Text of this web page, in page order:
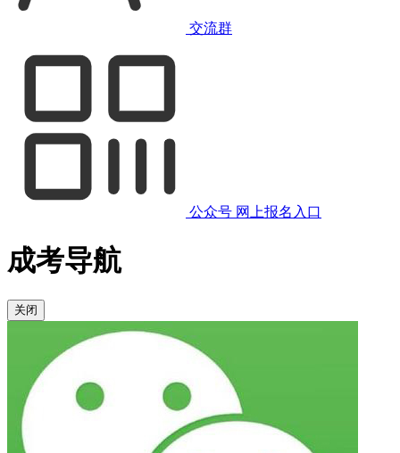
交流群
公众号 网上报名入口
成考导航
关闭